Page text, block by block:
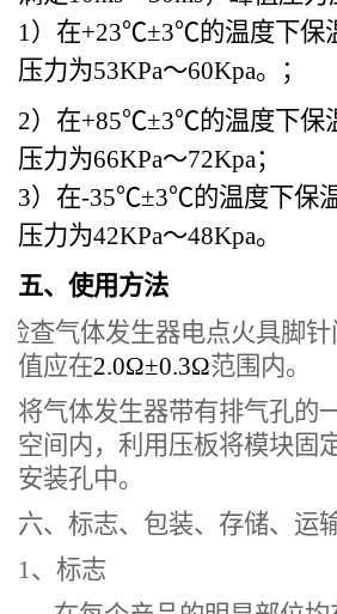
1）在+23℃±3℃的温度下保
压力为53KPa～60Kpa。
；
2）在+85℃±3℃的温度下保
压力为66KPa～72Kpa；
3）在-35℃±3℃的温度下保
压力为42KPa～48Kpa。
五、 使用方法
检查气体发生器电点火具脚
值应在2.0Ω±0.3Ω范围内。
将气体发生器带有排气孔的
空间内， 利用压板将模块 固
安装孔中。
六、 标志、包装、存储、运
1、标志